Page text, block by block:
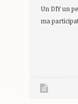
Un DIY un
ma